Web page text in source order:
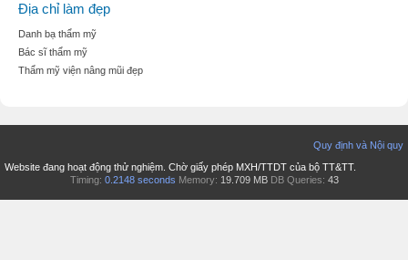
Địa chỉ làm đẹp
Danh bạ thẩm mỹ
Bác sĩ thẩm mỹ
Thẩm mỹ viện nâng mũi đẹp
Quy định và Nội quy
Website đang hoạt động thử nghiệm. Chờ giấy phép MXH/TTDT của bộ TT&TT.
Timing: 0.2148 seconds Memory: 19.709 MB DB Queries: 43